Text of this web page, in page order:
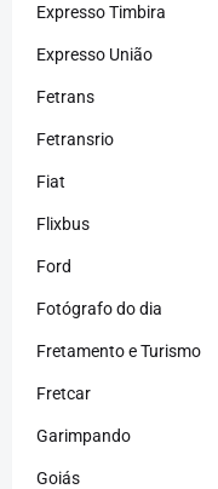
Expresso Timbira
Expresso União
Fetrans
Fetransrio
Fiat
Flixbus
Ford
Fotógrafo do dia
Fretamento e Turismo
Fretcar
Garimpando
Goiás